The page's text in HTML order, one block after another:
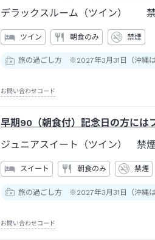
デラックスルーム（ツイン）
ツイン 朝食のみ 禁煙
旅の過ごし方 ※2027年3月31日（沖縄
お問い合わせコード
早期90（朝食付）記念日の方には
ジュニアスイート（ツイン） 禁煙
スイート 朝食のみ 禁煙
旅の過ごし方 ※2027年3月31日（沖縄
お問い合わせコード